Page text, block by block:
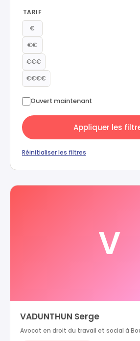
TARIF
€
€€
€€€
€€€€
Ouvert maintenant
Appliquer les
Réinitialiser les filtres
V
VADUNTHUN Serge
Avocat en droit du travail et social à